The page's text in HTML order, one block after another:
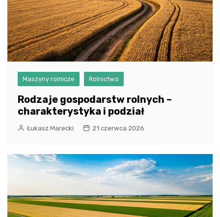
Maszyny rolnicze Rolnictwo
Rodzaje gospodarstw rolnych –
charakterystyka i podział
Łukasz Marecki 21 czerwca 2026